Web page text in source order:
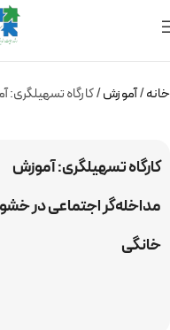
خانه آموزش کارگاه
کارگاه تسهیلگری: آموزش
مداخله‌گر اجتماعی در
خانگی